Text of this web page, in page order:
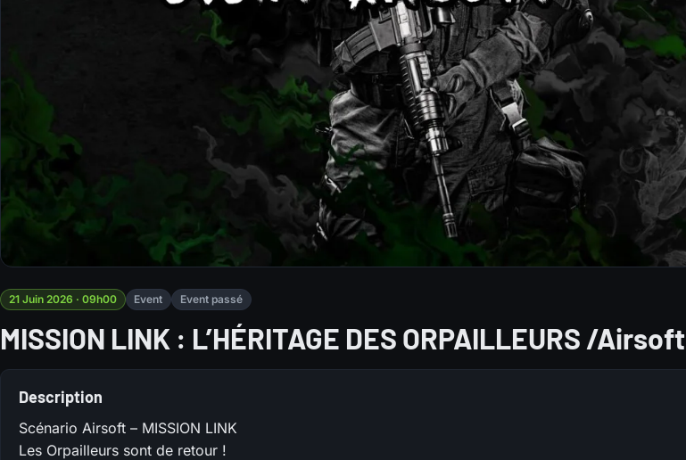
21 Juin 2026 · 09h00 Event Event passé
MISSION LINK : L’HÉRITAGE DES ORPAILLEURS /Airsoft
Description
Scénario Airsoft – MISSION LINK
Les Orpailleurs sont de retour !